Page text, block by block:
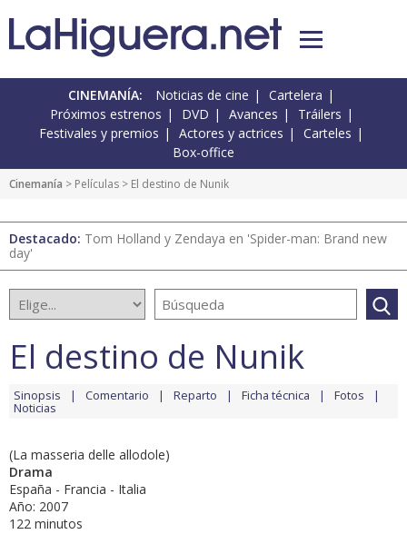
CINEMANÍA: Noticias de cine
Cartelera
Próximos estrenos
DVD Avances
Tráilers
Festivales y premios
Actores y actrices
Carteles
Box-office
Cinemanía > Películas > El destino de Nunik
Destacado: Tom Holland y Zendaya en 'Spider-man: Brand new
day'
El destino de Nunik
Sinopsis Comentario Reparto Ficha técnica Fotos
Noticias
(La masseria delle allodole)
Drama
España - Francia - Italia
Año: 2007
122 minutos